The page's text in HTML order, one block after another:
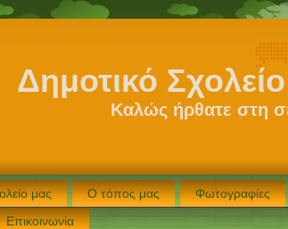
Δημοτικό
Καλώς ήρθατε στη
μας Ο τόπος μας Φωτογραφίες
Επικοινωνία